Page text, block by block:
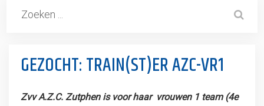
GEZOCHT: TRAIN(ST)ER AZC-VR1
Zvv A.Z.C. Zutphen is voor haar vrouwen 1 team (4e